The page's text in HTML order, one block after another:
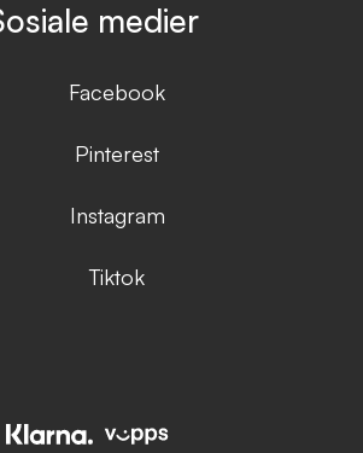
medier
Facebook
Pinterest
Instagram
Tiktok